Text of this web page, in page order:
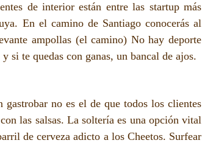
de interior están entre las startup más
En el camino de Santiago conocerás al
ampollas (el camino) No hay deporte
si te quedas con ganas, un bancal de ajos.
no es el de que todos los clientes
las salsas. La soltería es una opción vital
de cerveza adicto a los Cheetos. Surfear